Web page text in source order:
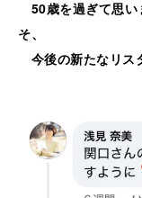
50歳を過ぎて思
そ、
今後の新たなリス